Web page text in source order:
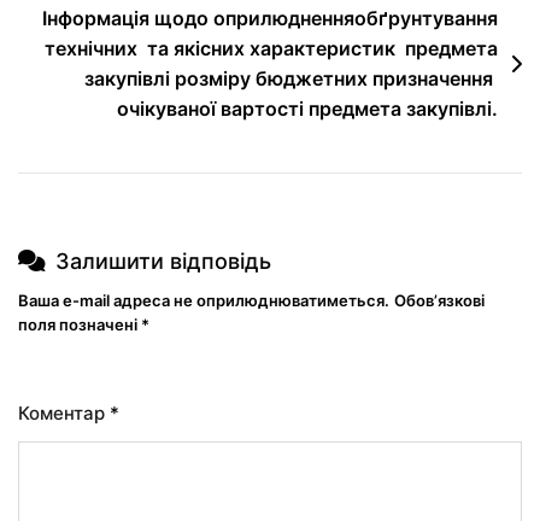
Інформація щодо оприлюдненняобґрунтування
технічних та якісних характеристик предмета
закупівлі розміру бюджетних призначення
очікуваної вартості предмета закупівлі.
Залишити відповідь
Ваша e-mail адреса не оприлюднюватиметься. Обов’язкові
поля позначені *
Коментар *